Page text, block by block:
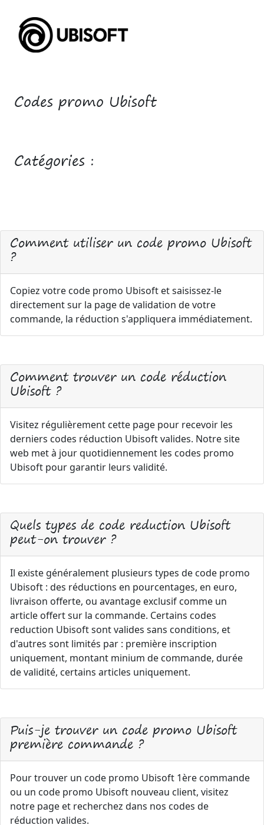
Codes promo Ubisoft
Catégories :
Comment utiliser un code promo Ubisoft
?
Copiez votre code promo Ubisoft et saisissez-le
directement sur la page de validation de votre
commande, la réduction s'appliquera immédiatement.
Comment trouver un code réduction
Ubisoft ?
Visitez régulièrement cette page pour recevoir les
derniers codes réduction Ubisoft valides. Notre site
web met à jour quotidiennement les codes promo
Ubisoft pour garantir leurs validité.
Quels types de code reduction Ubisoft
peut-on trouver ?
Il existe généralement plusieurs types de code promo
Ubisoft : des réductions en pourcentages, en euro,
livraison offerte, ou avantage exclusif comme un
article offert sur la commande. Certains codes
reduction Ubisoft sont valides sans conditions, et
d'autres sont limités par : première inscription
uniquement, montant minium de commande, durée
de validité, certains articles uniquement.
Puis-je trouver un code promo Ubisoft
première commande ?
Pour trouver un code promo Ubisoft 1ère commande
ou un code promo Ubisoft nouveau client, visitez
notre page et recherchez dans nos codes de
réduction valides.